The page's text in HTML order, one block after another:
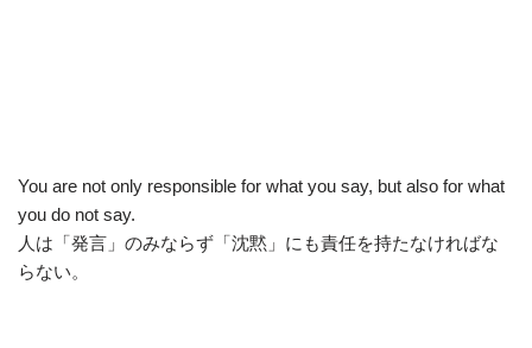
You are not only responsible for what you say, but also for what
you do not say.
人は「発言」のみならず「沈黙」にも責任を持たなければな
らない。